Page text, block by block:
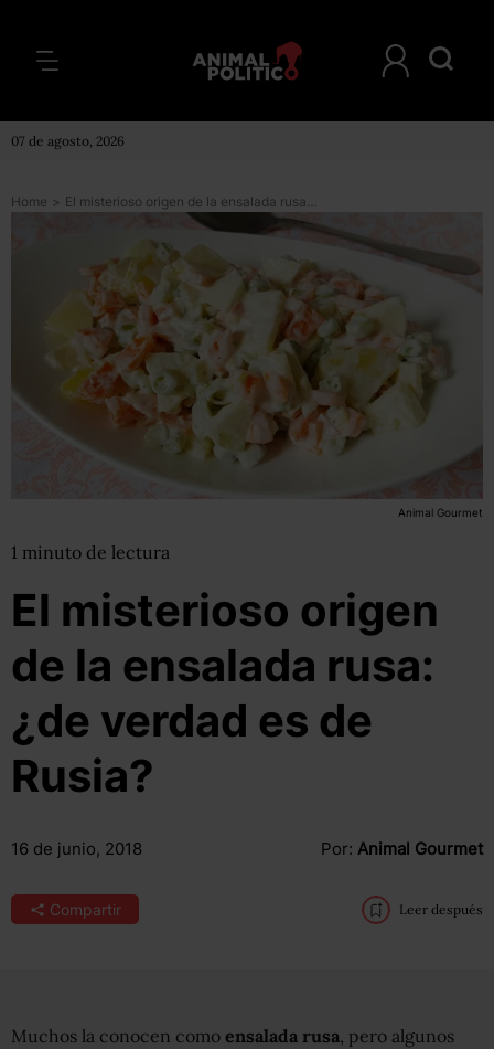
07 de agosto, 2026
Home > El misterioso origen de la ensalada rusa: ¿de verdad es de Rusia?
Animal Gourmet
1 minuto de lectura
El misterioso origen
de la ensalada rusa:
¿de verdad es de
Rusia?
16 de junio, 2018 Por: Animal Gourmet
Compartir Leer después
Muchos la conocen como ensalada rusa, pero algunos